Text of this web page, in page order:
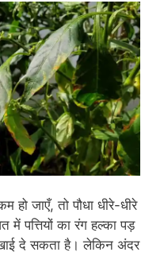
हो जाएँ, तो पौधा धीरे-धीरे
पत्तियों का रंग हल्का पड़
दे सकता है। लेकिन अंदर